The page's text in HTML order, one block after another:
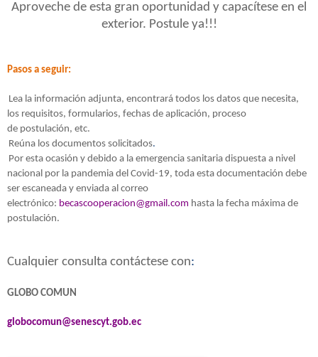
Aproveche de esta gran oportunidad y capacítese en el
exterior. Postule ya!!!
Pasos a seguir:
Lea la información adjunta, encontrará todos los datos que necesita,
los requisitos, formularios, fechas de aplicación, proceso
de postulación, etc.
Reúna los documentos solicitados.
Por esta ocasión y debido a la emergencia sanitaria dispuesta a nivel
nacional por la pandemia del Covid-19, toda esta documentación debe
ser escaneada y enviada al correo
electrónico: becascooperacion@gmail.com hasta la fecha máxima de
postulación.
Cualquier consulta contáctese con:
GLOBO COMUN
globocomun@senescyt.gob.ec